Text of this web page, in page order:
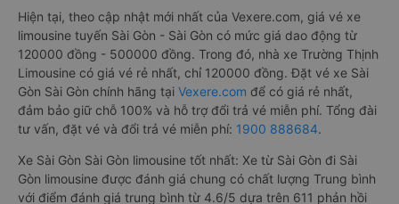
Hiện tại, theo cập nhật mới nhất của Vexere.com, giá vé xe
limousine tuyến Sài Gòn - Sài Gòn có mức giá dao động từ
120000 đồng - 500000 đồng. Trong đó, nhà xe Trường Thịnh
Limousine có giá vé rẻ nhất, chỉ 120000 đồng. Đặt vé xe Sài
Gòn Sài Gòn chính hãng tại Vexere.com để có giá rẻ nhất,
đảm bảo giữ chỗ 100% và hỗ trợ đổi trả vé miễn phí. Tổng đài
tư vấn, đặt vé và đổi trả vé miễn phí: 1900 888684.
Xe Sài Gòn Sài Gòn limousine tốt nhất: Xe từ Sài Gòn đi Sài
Gòn limousine được đánh giá chung có chất lượng Trung bình
với điểm đánh giá trung bình từ 4.6/5 dựa trên 611 phản hồi